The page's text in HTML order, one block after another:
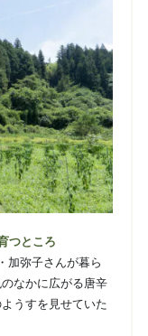
つところ
加弥子さんが暮ら
なかに広がる唐辛
うすを見せていた